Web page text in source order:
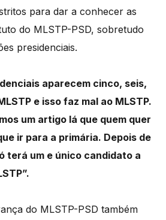
para dar a conhecer as
do MLSTP-PSD, sobretudo
presidenciais.
aparecem cinco, seis,
e isso faz mal ao MLSTP.
um artigo lá que quem quer
ir para a primária. Depois de
terá um e único candidato a
do MLSTP-PSD também